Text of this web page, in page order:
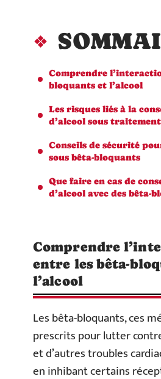
Comprendre
bloquants et l’alcool
Les risques liés à la
d’alcool sous
Conseils de sécurité
sous bêta-bloquants
Que faire en cas de
d’alcool avec des bêta-
Comprendre
entre les bêta-
l’alcool
Les bêta-bloquants, ces
prescrits pour lutter
et d’autres troubles
en inhibant certains